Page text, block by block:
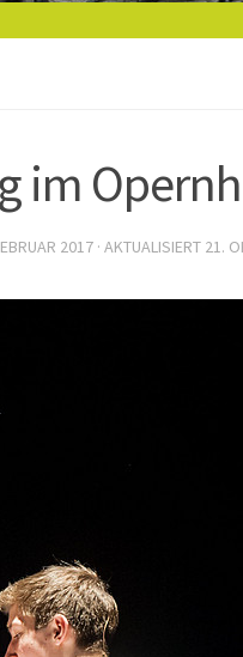
im
2017 · AKTUALISIERT 21.